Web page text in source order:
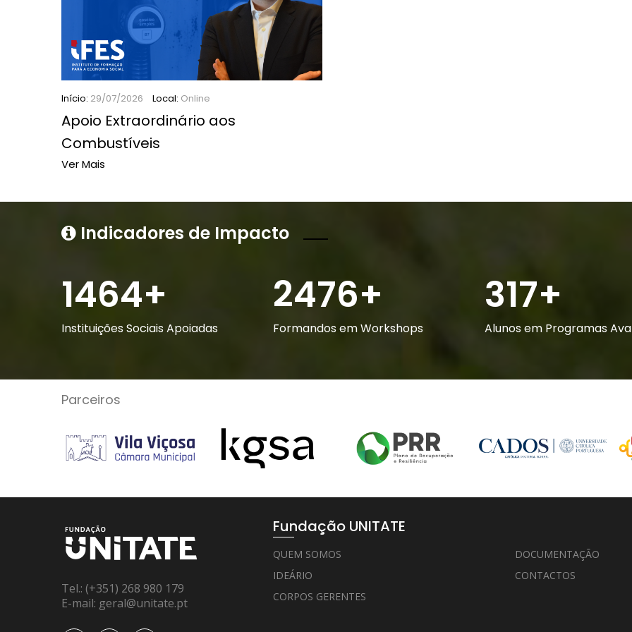
Início: 29/07/2026 Local: Online
Apoio Extraordinário aos
Combustíveis
Ver Mais
Indicadores de Impacto
1464+
Instituições Sociais Apoiadas
2476+
Formandos em Workshops
317+
Alunos em Programas
Parceiros
Tel.: (+351) 268 980 179
E-mail: geral@unitate.pt
Fundação UNITATE
QUEM SOMOS
IDEÁRIO
CORPOS GERENTES
DOCUMENTAÇÃO
CONTACTOS